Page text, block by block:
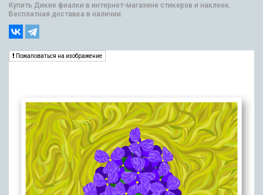
Купить Дикие фиалки в интернет-магазине стикеров и наклеек.
Бесплатная доставка в наличии.
Пожаловаться на изображение